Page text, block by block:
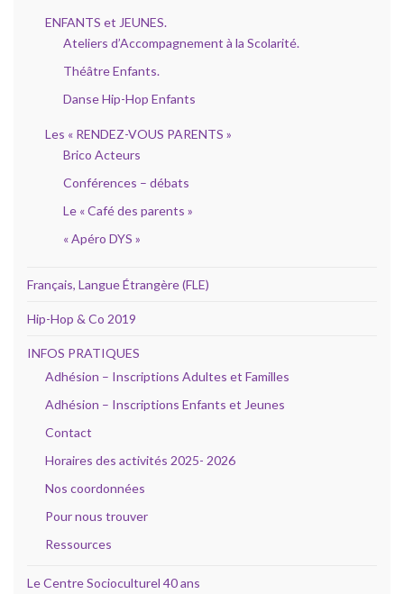
ENFANTS et JEUNES.
Ateliers d’Accompagnement à la Scolarité.
Théâtre Enfants.
Danse Hip-Hop Enfants
Les « RENDEZ-VOUS PARENTS »
Brico Acteurs
Conférences – débats
Le « Café des parents »
« Apéro DYS »
Français, Langue Étrangère (FLE)
Hip-Hop & Co 2019
INFOS PRATIQUES
Adhésion – Inscriptions Adultes et Familles
Adhésion – Inscriptions Enfants et Jeunes
Contact
Horaires des activités 2025- 2026
Nos coordonnées
Pour nous trouver
Ressources
Le Centre Socioculturel 40 ans